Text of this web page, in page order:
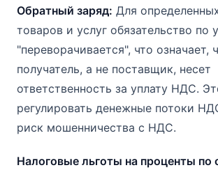
Обратный заряд: Для
товаров и услуг обязательство по
"переворачивается", что означает,
получатель, а не поставщик, несет
ответственность за уплату НДС.
регулировать денежные потоки
риск мошенничества с НДС.
Налоговые льготы на проценты по